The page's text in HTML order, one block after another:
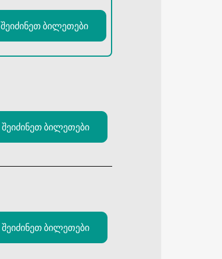
შეიძინეთ ბილეთები
შეიძინეთ ბილეთები
შეიძინეთ ბილეთები